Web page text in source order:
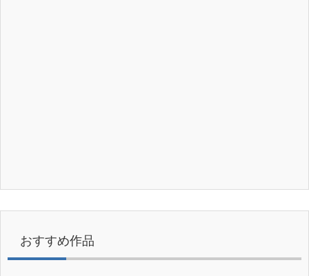
おすすめ作品